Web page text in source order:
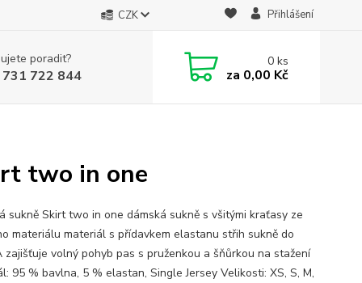
CZK Přihlášení
poradit?
722 844
0ks
za 0,00 Kč
two in one
sukně Skirt two in one dámská sukně s všitými kraťasy ze
materiálu materiál s přídavkem elastanu střih sukně do
zajišťuje volný pohyb pas s pruženkou a šňůrkou na stažení
95 % bavlna, 5 % elastan, Single Jersey Velikosti: XS, S, M,